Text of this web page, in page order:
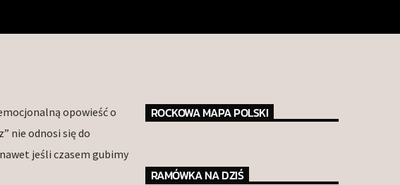
opowieść o
nie odnosi się do
jeśli czasem gubimy
ROCKOWA MAPA POLSKI
RAMÓWKA NA DZIŚ